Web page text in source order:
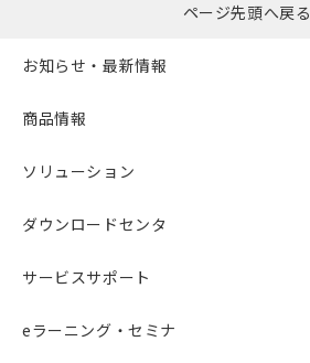
ページ先頭へ戻る
お知らせ・最新情報
商品情報
ソリューション
ダウンロードセンタ
サービスサポート
eラーニング・セミナ